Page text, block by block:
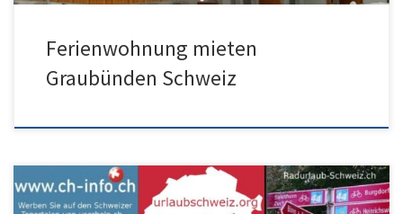
Ferienwohnung mieten
Graubünden Schweiz